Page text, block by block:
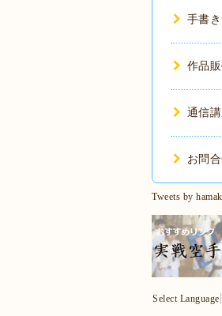
手書
作品
通信
お問
Tweets by
Select Language